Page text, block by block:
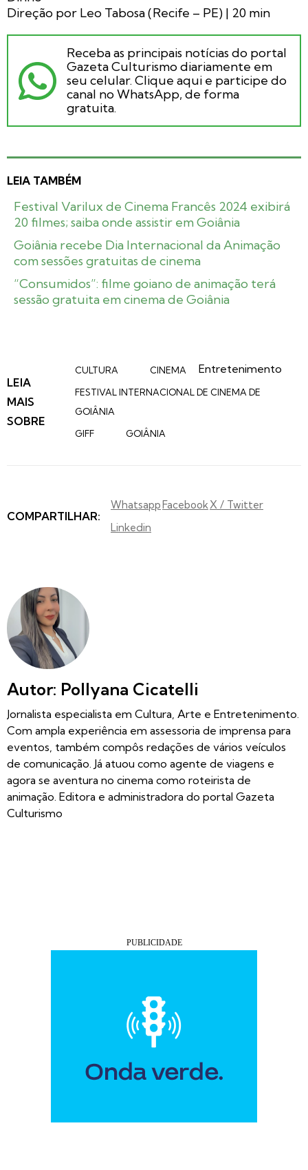
Direção por Leo Tabosa (Recife – PE) | 20 min
Receba as principais notícias do portal
Gazeta Culturismo diariamente em
seu celular. Clique aqui e participe do
canal no WhatsApp, de forma
gratuita.
LEIA TAMBÉM
Festival Varilux de Cinema Francês 2024 exibirá
20 filmes; saiba onde assistir em Goiânia
Goiânia recebe Dia Internacional da Animação
com sessões gratuitas de cinema
“Consumidos”: filme goiano de animação terá
sessão gratuita em cinema de Goiânia
LEIA
MAIS
SOBRE
CULTURA Entretenimento
CINEMA
FESTIVAL INTERNACIONAL DE CINEMA DE
GOIÂNIA
GIFF
GOIÂNIA
COMPARTILHAR:
Whatsapp FacebookX / Twitter
Linkedin
Autor: Pollyana Cicatelli
Jornalista especialista em Cultura, Arte e Entretenimento.
Com ampla experiência em assessoria de imprensa para
eventos, também compôs redações de vários veículos
de comunicação. Já atuou como agente de viagens e
agora se aventura no cinema como roteirista de
animação. Editora e administradora do portal Gazeta
Culturismo